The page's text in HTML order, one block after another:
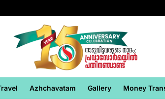
Azhchavatam Gallery Money